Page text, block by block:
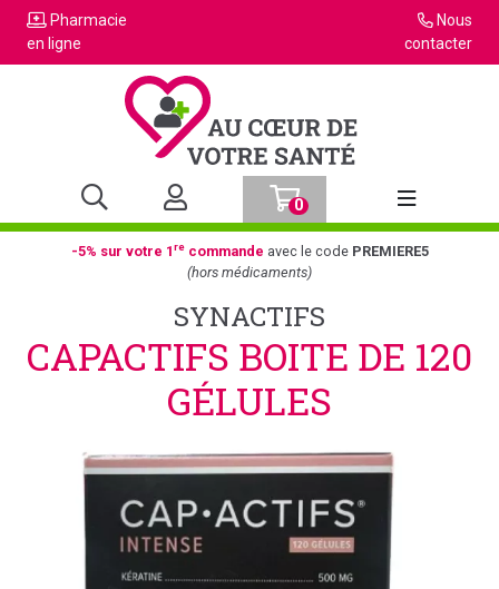
Pharmacie
en ligne
Nous
contacter
0
Afficher la
-5% sur votre 1recommande avec le code PREMIERE5
(hors médicaments)
SYNACTIFS
CAPACTIFS BOITE DE 120
GÉLULES